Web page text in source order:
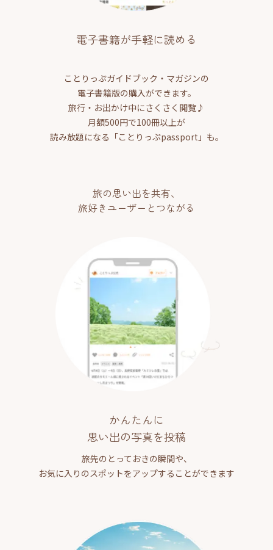
電子書籍が手軽に読める
ことりっぷガイドブック・マガジンの
電子書籍版の購入ができます。
旅行・お出かけ中にさくさく閲覧♪
月額500円で100冊以上が
読み放題になる「ことりっぷpassport」も。
旅の思い出を共有、
旅好きユーザーとつながる
かんたんに
思い出の写真を投稿
旅先のとっておきの瞬間や、
お気に入りのスポットをアップすることができます